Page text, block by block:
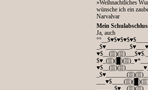
»Weihnachtliches
wünsche ich ein
Narvalvar
Mein
Ja, auch